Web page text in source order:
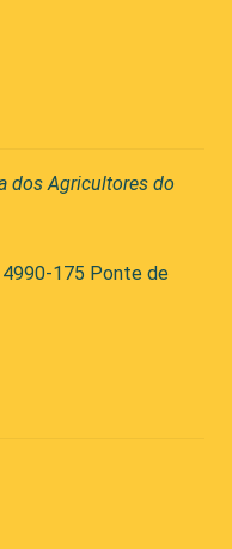
dos Agricultores do
4990-175 Ponte de